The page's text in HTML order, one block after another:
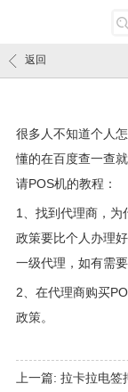
返回
很多人不知道个人
懂的在百度查一查
请POS机的教程：
1、找到代理商，为
政策要比个人办理
一级代理，如有需
2、在代理商购买
政策。
上一篇: 拉卡拉电签